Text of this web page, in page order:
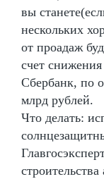
вы
нескольких
от проадаж
счет
Сбербанк, по
млрд рублей.
Что делать: